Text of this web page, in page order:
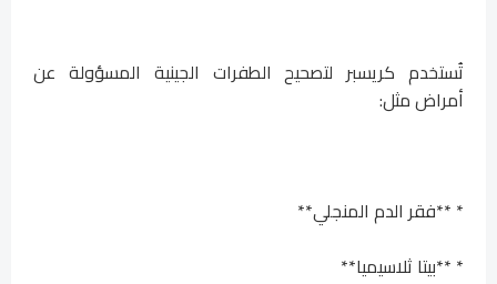
تُستخدم كريسبر لتصحيح الطفرات الجينية المسؤولة عن
أمراض مثل:
* **فقر الدم المنجلي**
* **بيتا ثلاسيميا**